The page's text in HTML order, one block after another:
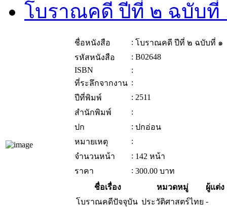
โบราณคดี ปีที่ ๒ ฉบับที่
ชื่อหนังสือ : โบราณคดี ปีที่ ๒ ฉบับที่ ๑
รหัสหนังสือ
: B02648
ISBN
:
ที่ระลึกจากงาน :
ปีที่พิมพ์
: 2511
สำนักพิมพ์
:
ปก
: ปกอ่อน
หมายเหตุ
:
จำนวนหน้า
: 142 หน้า
ราคา
: 300.00 บาท
ชื่อเรื่อง
หมวดหมู่
ผู้แต่ง
โบราณคดีปัจจุบัน ประวัติศาสตร์ไทย -